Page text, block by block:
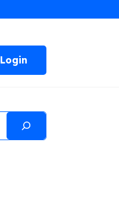
Login